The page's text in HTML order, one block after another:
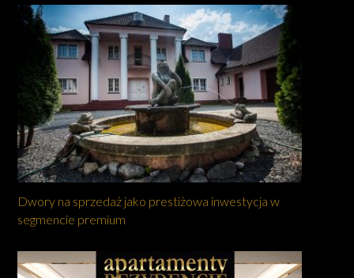
Dwory na sprzedaż jako prestiżowa inwestycja w
segmencie premium